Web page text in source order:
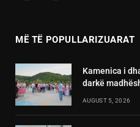
MË TË POPULLARIZUARAT
Kamenica i
darkë
AUGUST 5, 2026